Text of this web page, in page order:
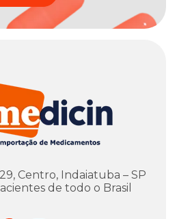
Centro, Indaiatuba – SP
de todo o Brasil